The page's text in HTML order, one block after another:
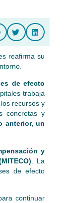
reafirma su
de efecto
trabaja
recursos y
concretas y
anterior, un
y
. La
de efecto
continuar